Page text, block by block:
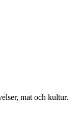
mat och kultur.